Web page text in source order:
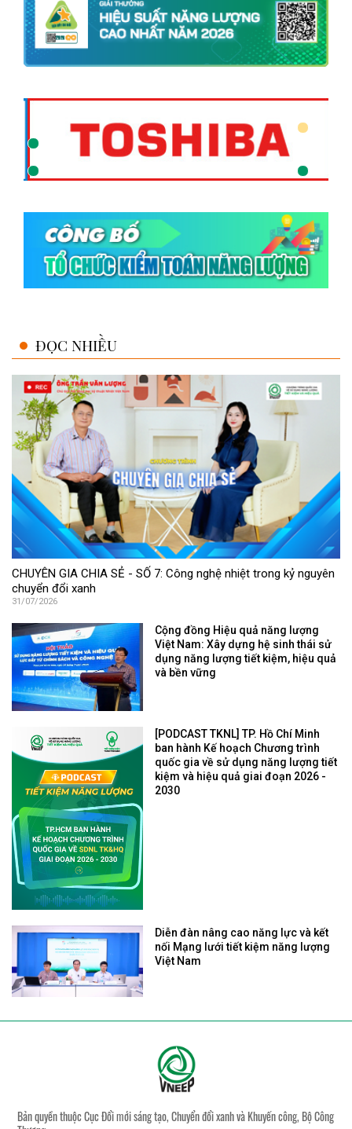
ĐỌC NHIỀU
CHUYÊN GIA CHIA SẺ - SỐ 7: Công nghệ nhiệt trong kỷ nguyên
chuyển đổi xanh
31/07/2026
Cộng đồng Hiệu quả năng lượng
Việt Nam: Xây dựng hệ sinh thái sử
dụng năng lượng tiết kiệm, hiệu quả
và bền vững
[PODCAST TKNL] TP. Hồ Chí Minh
ban hành Kế hoạch Chương trình
quốc gia về sử dụng năng lượng tiết
kiệm và hiệu quả giai đoạn 2026 -
2030
Diễn đàn nâng cao năng lực và kết
nối Mạng lưới tiết kiệm năng lượng
Việt Nam
Bản quyền thuộc Cục Đổi mới sáng tạo, Chuyển đổi xanh và Khuyến công, Bộ Công